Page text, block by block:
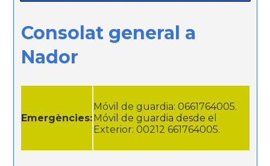
Consolat general a
Nador
Emergències:
Móvil de guardia: 0661764005.
Móvil de guardia desde el
Exterior: 00212 661764005.